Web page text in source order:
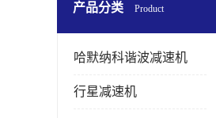
产品分类 Product
哈默纳科谐波减速机
行星减速机